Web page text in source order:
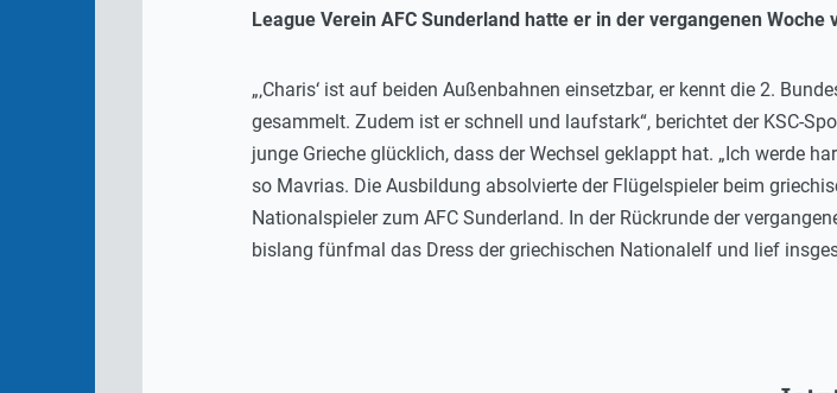
League Verein AFC Sunderland hatte er in der vergangenen Woche
„‚Charis‘ ist auf beiden Außenbahnen einsetzbar, er kennt die 2.
gesammelt. Zudem ist er schnell und laufstark“, berichtet der KSC-
junge Grieche glücklich, dass der Wechsel geklappt hat. „Ich werde
so Mavrias. Die Ausbildung absolvierte der Flügelspieler beim
Nationalspieler zum AFC Sunderland. In der Rückrunde der
bislang fünfmal das Dress der griechischen Nationalelf und lief